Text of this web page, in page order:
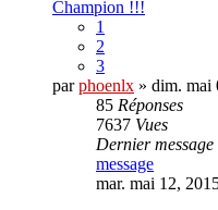
Champion !!!
1
2
3
parphoenlx » dim. mai
85 Réponses
7637 Vues
Dernier message
message
mar. mai 12,